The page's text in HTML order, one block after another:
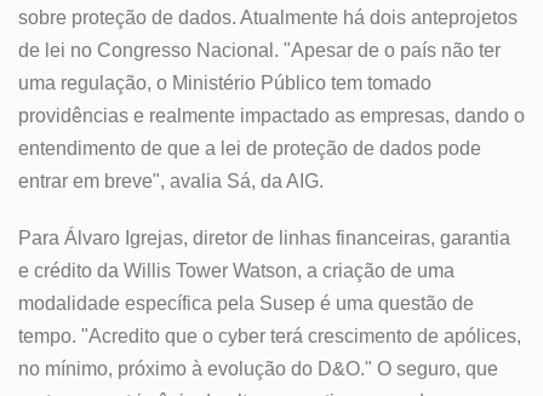
sobre proteção de dados. Atualmente há dois anteprojetos
de lei no Congresso Nacional. "Apesar de o país não ter
uma regulação, o Ministério Público tem tomado
providências e realmente impactado as empresas, dando o
entendimento de que a lei de proteção de dados pode
entrar em breve", avalia Sá, da AIG.
Para Álvaro Igrejas, diretor de linhas financeiras, garantia
e crédito da Willis Tower Watson, a criação de uma
modalidade específica pela Susep é uma questão de
tempo. "Acredito que o cyber terá crescimento de apólices,
no mínimo, próximo à evolução do D&O." O seguro, que